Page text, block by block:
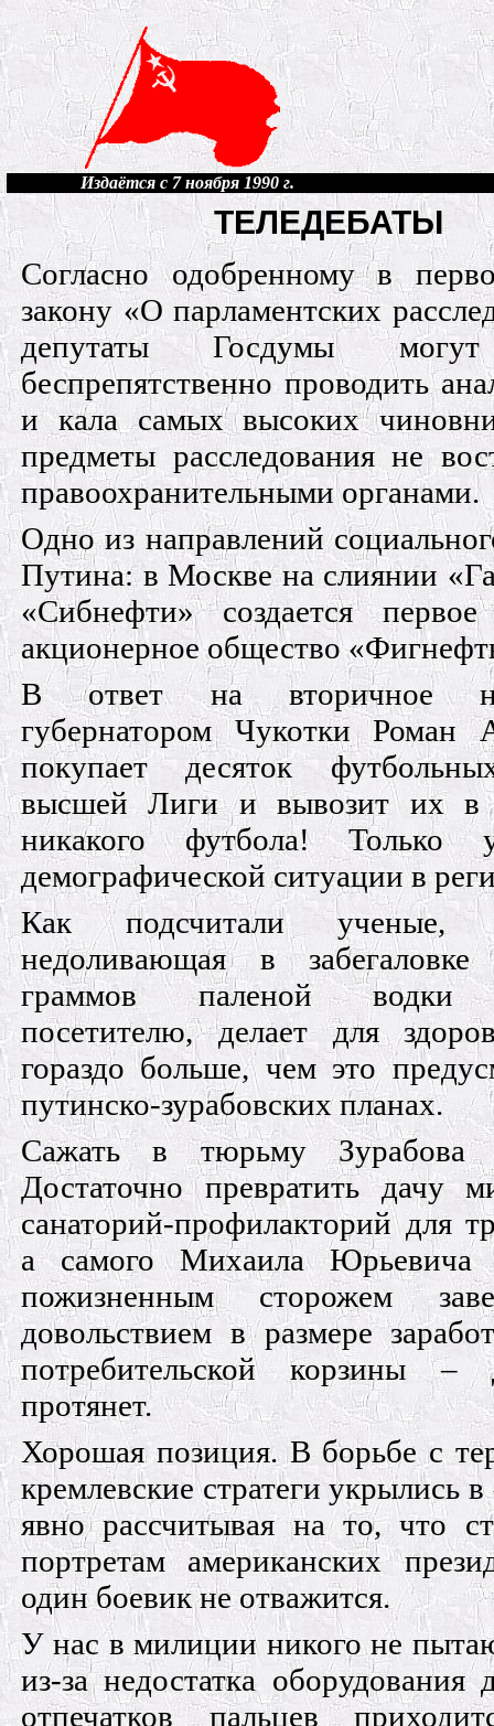
Издаётся с 7 ноября 1990 г.
ТЕЛЕДЕБАТЫ
Согласно одобренному в
закону «О парламентских
депутаты Госдумы
беспрепятственно проводить
и кала самых высоких
предметы расследования не
правоохранительными органами.
Одно из направлений
Путина: в Москве на слиянии
«Сибнефти» создается первое
акционерное общество
В ответ на вторичное
губернатором Чукотки Роман
покупает десяток
высшей Лиги и вывозит их в
никакого футбола! Только
демографической ситуации в
Как подсчитали ученые,
недоливающая в
граммов паленой водки
посетителю, делает для
гораздо больше, чем это
путинско-зурабовских планах.
Сажать в тюрьму Зурабова
Достаточно превратить дачу
санаторий-профилакторий для
а самого Михаила Юрьевича
пожизненным сторожем
довольствием в размере
потребительской корзины –
протянет.
Хорошая позиция. В борьбе с
кремлевские стратеги укрылись в
явно рассчитывая на то, что
портретам американских
один боевик не отважится.
У нас в милиции никого не
из-за недостатка оборудования
отпечатков пальцев